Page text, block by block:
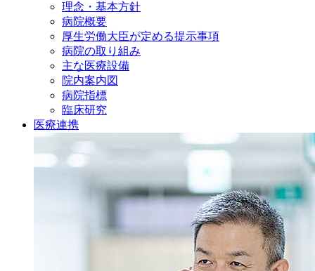
理念・基本方針
病院概要
厚生労働大臣が定める提示事項
病院の取り組み
主な医療設備
院内案内図
病院指標
臨床研究
医療連携